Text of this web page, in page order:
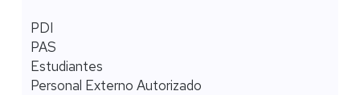
PDI
PAS
Estudiantes
Personal Externo Autorizado